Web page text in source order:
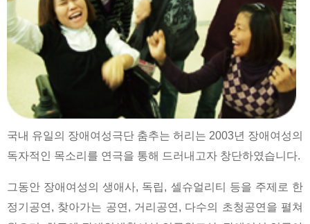
국내 유일의 장애여성극단 춤추는 허리는 2003년 장애여성의
독자적인 목소리를 연극을 통해 드러내고자 창단하였습니다.
그동안 장애여성의 생애사, 독립, 셀슈얼리티 등을 주제로 한
정기공연, 찾아가는 공연, 거리공연, 다수의 초청공연을 펼쳐